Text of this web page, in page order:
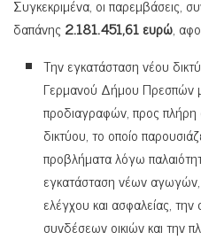
Συγκεκριμένα, οι παρεμβάσεις,
δαπάνης2.181.451,61 ευρώ,
Την εγκατάσταση νέου
Γερμανού Δήμου Πρεσπών
προδιαγραφών, προς πλήρη
δικτύου, το οποίο
προβλήματα λόγω
εγκατάσταση νέων
ελέγχου και ασφαλείας,
συνδέσεων οικιών και την